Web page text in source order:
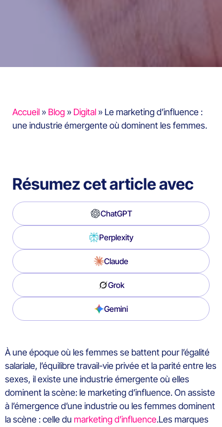
Accueil » Blog » Digital » Le marketing d’influence :
une industrie émergente où dominent les femmes.
Résumez cet article avec
ChatGPT
Perplexity
Claude
Grok
Gemini
À une époque où les femmes se battent pour l’égalité
salariale, l’équilibre travail-vie privée et la parité entre les
sexes, il existe une industrie émergente où elles
dominent la scène: le marketing d’influence. On assiste
à l’émergence d’une industrie ou les femmes dominent
la scène : celle du marketing d’influence.Les marques